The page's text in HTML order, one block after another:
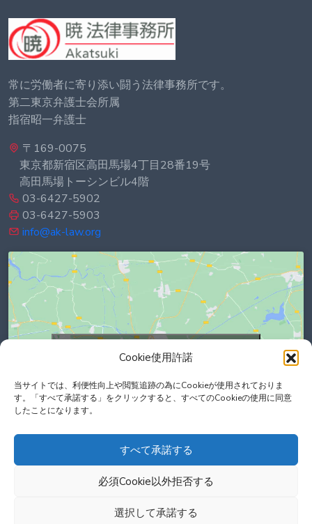
Cookie使用許諾
当サイトでは、利便性向上や閲覧追跡の為にCookieが使用されておりま
す。「すべて承諾する」をクリックすると、すべてのCookieの使用に同意
したことになります。
すべて承諾する
必須Cookie以外拒否する
選択して承諾する
常に労働者に寄り添い闘う法律事務所です。
第二東京弁護士会所属
指宿昭一弁護士
〒169-0075
東京都新宿区高田馬場4丁目28番19号
高田馬場トーシンビル4階
03-6427-5902
03-6427-5903
info@ak-law.org
Click to accept marketing cookies and
enable this content